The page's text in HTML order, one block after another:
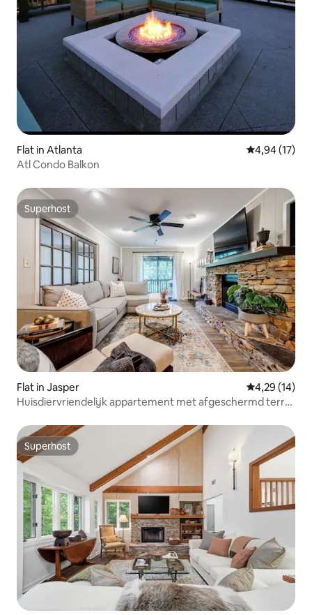
Flat in Atlanta Gemiddelde
4,94 (17)
Atl Condo Balkon
Superhost
Superhost
Flat in Jasper Gemiddelde
4,29 (14)
Huisdiervriendelijk appartement met afgeschermd terras
Superhost
Superhost